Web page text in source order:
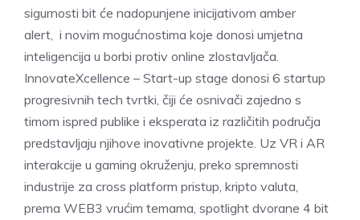
sigurnosti bit će nadopunjene inicijativom amber
alert, i novim mogućnostima koje donosi umjetna
inteligencija u borbi protiv online zlostavljača.
InnovateXcellence – Start-up stage donosi 6 startup
progresivnih tech tvrtki, čiji će osnivači zajedno s
timom ispred publike i eksperata iz različitih područja
predstavljaju njihove inovativne projekte. Uz VR i AR
interakcije u gaming okruženju, preko spremnosti
industrije za cross platform pristup, kripto valuta,
prema WEB3 vrućim temama, spotlight dvorane 4 bit